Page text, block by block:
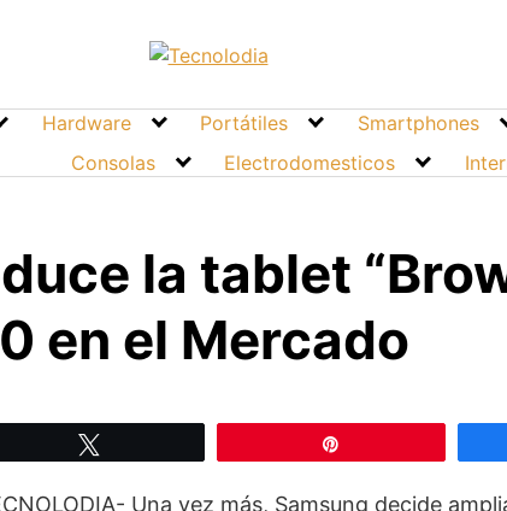
Hardware Portátiles Smartphones
Consolas
Electrodomesticos
la tablet
en el Mercado
Una vez más, Samsung decide